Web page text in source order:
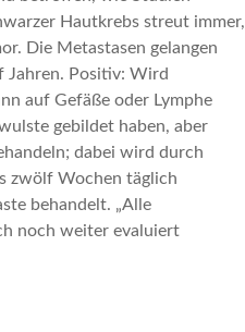
Hautkrebs streut immer,
Die Metastasen gelangen
Jahren. Positiv: Wird
auf Gefäße oder Lymphe
gebildet haben, aber
dabei wird durch
zwölf Wochen täglich
behandelt. „Alle
noch weiter evaluiert